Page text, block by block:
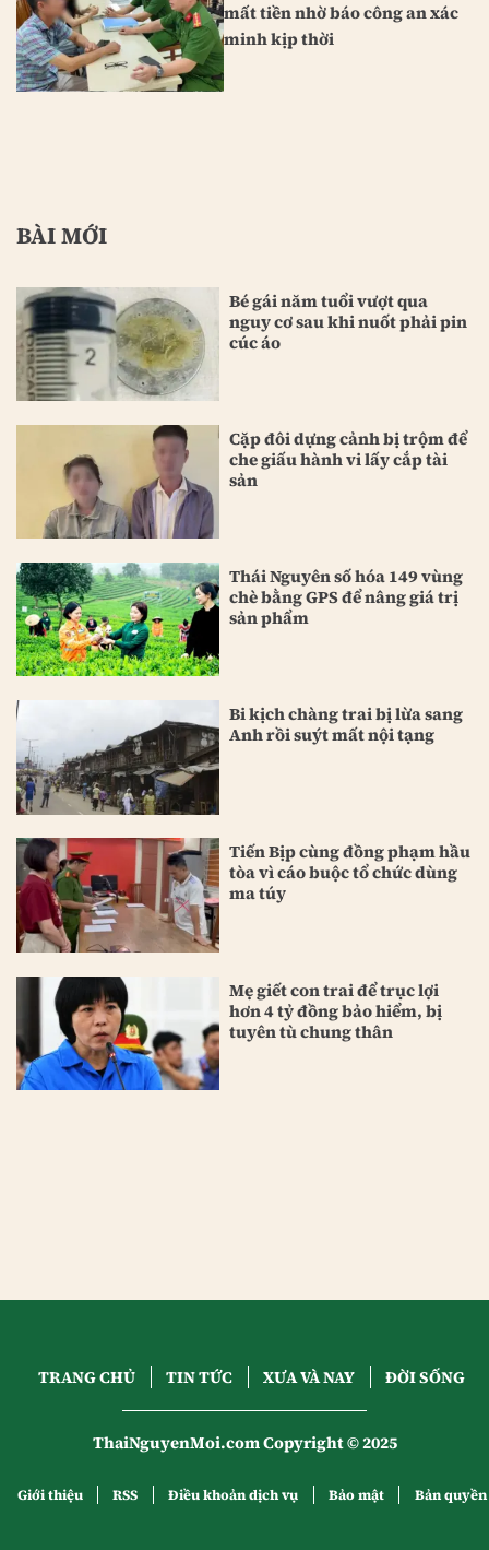
mất tiền nhờ báo công an xác
minh kịp thời
BÀI MỚI
Bé gái năm tuổi vượt qua
nguy cơ sau khi nuốt phải pin
cúc áo
Cặp đôi dựng cảnh bị trộm để
che giấu hành vi lấy cắp tài
sản
Thái Nguyên số hóa 149 vùng
chè bằng GPS để nâng giá trị
sản phẩm
Bi kịch chàng trai bị lừa sang
Anh rồi suýt mất nội tạng
Tiến Bịp cùng đồng phạm hầu
tòa vì cáo buộc tổ chức dùng
ma túy
Mẹ giết con trai để trục lợi
hơn 4 tỷ đồng bảo hiểm, bị
tuyên tù chung thân
TRANG CHỦ TIN TỨC XƯA VÀ NAY ĐỜI SỐNG
ThaiNguyenMoi.com Copyright © 2025
Giới thiệu RSS Điều khoản dịch vụ Bảo mật Bản quyền